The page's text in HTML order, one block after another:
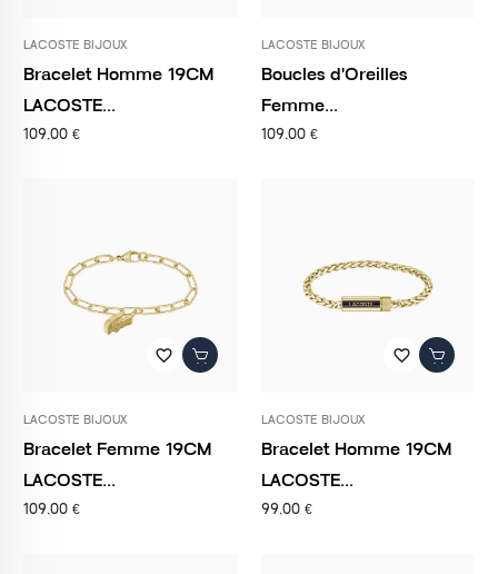
LACOSTE BIJOUX
Bracelet Homme 19CM
LACOSTE...
109,00 €
LACOSTE BIJOUX
Boucles d'Oreilles
Femme...
109,00 €
favorite_border
LACOSTE BIJOUX
Bracelet Femme 19CM
LACOSTE...
109,00 €
favorite_border
LACOSTE BIJOUX
Bracelet Homme 19CM
LACOSTE...
99,00 €